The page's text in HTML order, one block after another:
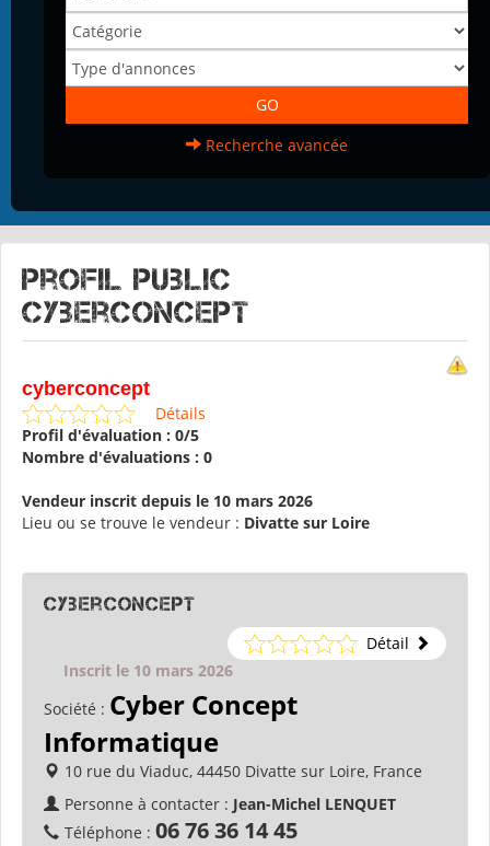
Recherche avancée
Profil public
cyberconcept
cyberconcept
Détails
Profil d'évaluation : 0/5
Nombre d'évaluations : 0
Vendeur inscrit depuis le 10 mars 2026
Lieu ou se trouve le vendeur : Divatte sur Loire
cyberconcept
Détail
Inscrit le 10 mars 2026
Société : Cyber Concept
Informatique
10 rue du Viaduc, 44450 Divatte sur Loire, France
Personne à contacter : Jean-Michel LENQUET
Téléphone : 06 76 36 14 45